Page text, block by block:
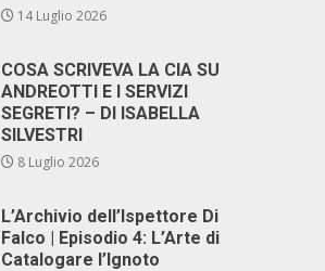
14 Luglio 2026
COSA SCRIVEVA LA CIA SU
ANDREOTTI E I SERVIZI
SEGRETI? – DI ISABELLA
SILVESTRI
8 Luglio 2026
L’Archivio dell’Ispettore Di
Falco | Episodio 4: L’Arte di
Catalogare l’Ignoto